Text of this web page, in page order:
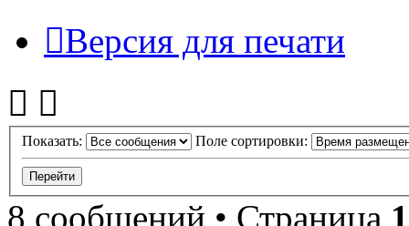
Версия для печати
Показать: Поле сортировки:
8 сообщений • Страница 1